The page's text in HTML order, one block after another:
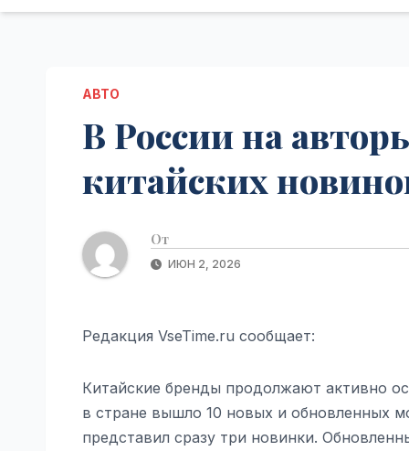
АВТО
В России на
китайских
От
ИЮН 2, 2026
Редакция VseTime.ru сообщает:
Китайские бренды продолжают активно
в стране вышло 10 новых и обновленных
представил сразу три новинки.